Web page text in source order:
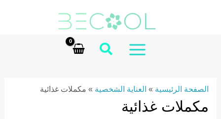
MAIN
الصفحة الرئيسية » العناية الشخصية » مكملات غذائية
مكملات غذائية